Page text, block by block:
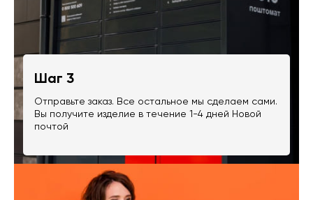
Шаг 3
Отправьте заказ. Все остальное мы сделаем сами.
Вы получите изделие в течение 1-4 дней Новой
почтой